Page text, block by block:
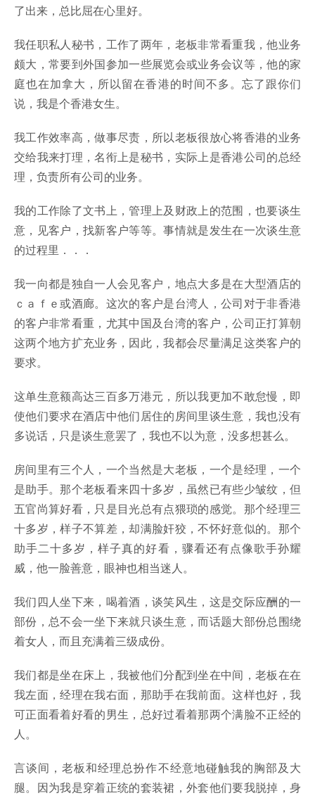
了出来，总比屈在心里好。
我任职私人秘书，工作了两年，老板非常看重我，他业务
颇大，常要到外国参加一些展览会或业务会议等，他的家
庭也在加拿大，所以留在香港的时间不多。忘了跟你们
说，我是个香港女生。
我工作效率高，做事尽责，所以老板很放心将香港的业务
交给我来打理，名衔上是秘书，实际上是香港公司的总经
理，负责所有公司的业务。
我的工作除了文书上，管理上及财政上的范围，也要谈生
意，见客户，找新客户等等。事情就是发生在一次谈生意
的过程里．．．
我一向都是独自一人会见客户，地点大多是在大型酒店的
ｃａｆｅ或酒廊。这次的客户是台湾人，公司对于非香港
的客户非常看重，尤其中国及台湾的客户，公司正打算朝
这两个地方扩充业务，因此，我都会尽量满足这类客户的
要求。
这单生意额高达三百多万港元，所以我更加不敢怠慢，即
使他们要求在酒店中他们居住的房间里谈生意，我也没有
多说话，只是谈生意罢了，我也不以为意，没多想甚么。
房间里有三个人，一个当然是大老板，一个是经理，一个
是助手。那个老板看来四十多岁，虽然已有些少皱纹，但
五官尚算好看，只是目光总有点猥琐的感觉。那个经理三
十多岁，样子不算差，却满脸奸狡，不怀好意似的。那个
助手二十多岁，样子真的好看，骤看还有点像歌手孙耀
威，他一脸善意，眼神也相当迷人。
我们四人坐下来，喝着酒，谈笑风生，这是交际应酬的一
部份，总不会一坐下来就只谈生意，而话题大部份总围绕
着女人，而且充满着三级成份。
我们都是坐在床上，我被他们分配到坐在中间，老板在在
我左面，经理在我右面，那助手在我前面。这样也好，我
可正面看着好看的男生，总好过看着那两个满脸不正经的
人。
言谈间，老板和经理总扮作不经意地碰触我的胸部及大
腿。因为我是穿着正统的套装裙，外套他们要我脱掉，身